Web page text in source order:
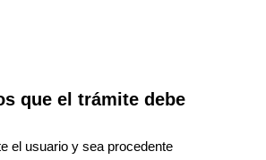
que el trámite debe
el usuario y sea procedente